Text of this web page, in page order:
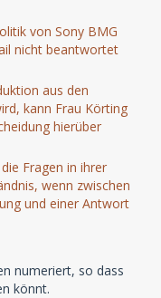
von Sony BMG
nicht beantwortet
aus den
kann Frau Körting
hierüber
Fragen in ihrer
wenn zwischen
und einer Antwort
numeriert, so dass
könnt.